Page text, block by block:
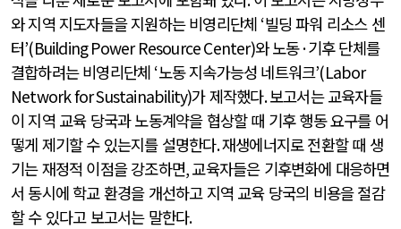
와 지역 지도자들을 지원하는 비영리단체 ‘빌딩 파워 리소스 센
터’(Building Power Resource Center)와 노동·기후 단체를
결합하려는 비영리단체 ‘노동 지속가능성 네트워크’(Labor
Network for Sustainability)가 제작했다.보고서는 교육자들
이 지역 교육 당국과 노동계약을 협상할 때 기후 행동 요구를 어
떻게 제기할 수 있는지를 설명한다.재생에너지로 전환할 때 생
기는 재정적 이점을 강조하면,교육자들은 기후변화에 대응하면
서 동시에 학교 환경을 개선하고 지역 교육 당국의 비용을 절감
할 수 있다고 보고서는 말한다.